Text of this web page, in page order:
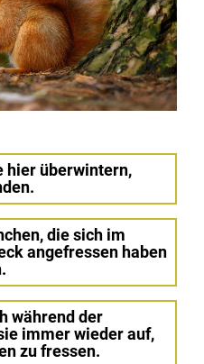
hier überwintern,
die sich im
angefressen haben
während der
immer wieder auf,
zu fressen.